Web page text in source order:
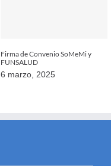
Firma de Convenio SoMeMi y
FUNSALUD
6 marzo, 2025